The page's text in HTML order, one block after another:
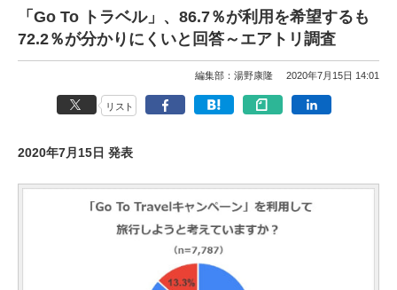
「Go To トラベル」、86.7％が利用を希望するも
72.2％が分かりにくいと回答～エアトリ調査
編集部：湯野康隆 2020年7月15日 14:01
リスト
2020年7月15日 発表